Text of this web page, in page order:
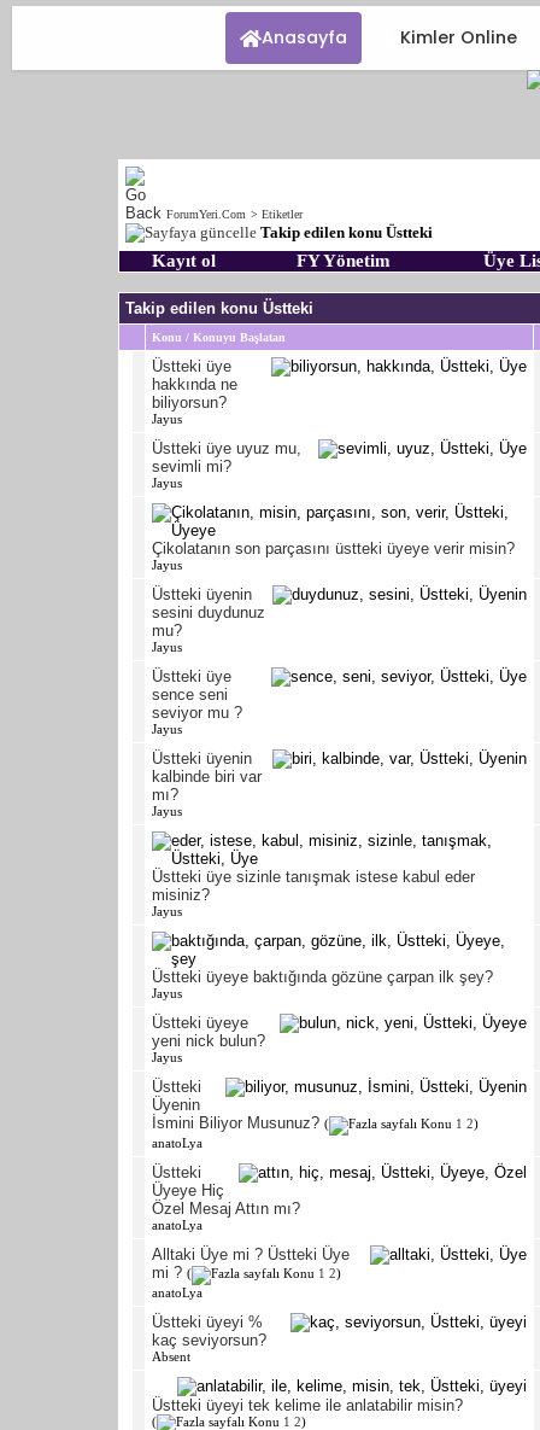
Anasayfa Kimler Online
ForumYeri.Com > Etiketler
Takip edilen konu Üstteki
Kayıt ol FY Yönetim Üye
Takip edilen konu Üstteki
Konu / Konuyu Başlatan
Üstteki üye
hakkında ne
biliyorsun?
Jayus
Üstteki üye uyuz mu,
sevimli mi?
Jayus
Çikolatanın son parçasını üstteki üyeye verir misin?
Jayus
Üstteki üyenin
sesini duydunuz
mu?
Jayus
Üstteki üye
sence seni
seviyor mu ?
Jayus
Üstteki üyenin
kalbinde biri var
mı?
Jayus
Üstteki üye sizinle tanışmak istese kabul eder
misiniz?
Jayus
Üstteki üyeye baktığında gözüne çarpan ilk şey?
Jayus
Üstteki üyeye
yeni nick bulun?
Jayus
Üstteki
Üyenin
İsmini Biliyor Musunuz? ( 1 2)
anatoLya
Üstteki
Üyeye Hiç
Özel Mesaj Attın mı?
anatoLya
Alltaki Üye mi ? Üstteki Üye
mi ? ( 1 2)
anatoLya
Üstteki üyeyi %
kaç seviyorsun?
Absent
Üstteki üyeyi tek kelime ile anlatabilir misin?
( 1 2)